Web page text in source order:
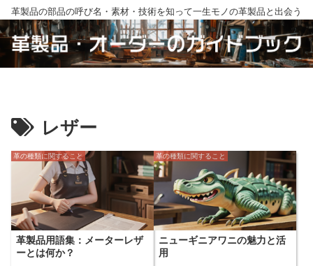
革製品の部品の呼び名・素材・技術を知って一生モノの革製品と出会う
レザー
革の種類に関すること
革製品用語集：メーターレザ
ーとは何か？
革の種類に関すること
ニューギニアワニの魅力と活
用